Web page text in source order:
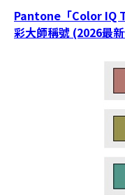
Pantone「Color IQ
彩大師稱號 (2026最